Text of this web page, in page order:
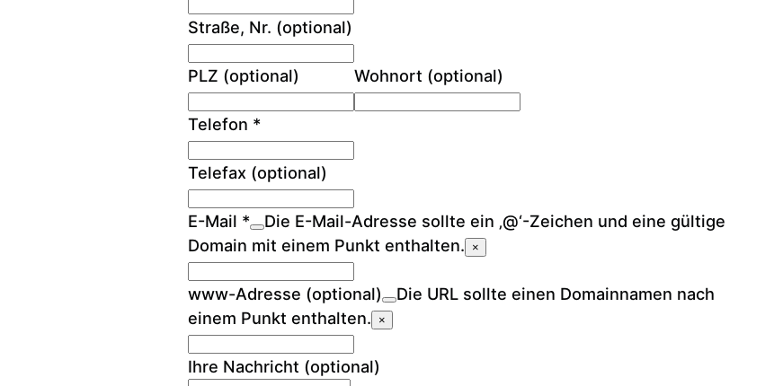
Straße, Nr. (optional)
PLZ (optional) Wohnort (optional)
Telefon *
Telefax (optional)
E-Mail *
Die E-Mail-Adresse sollte ein ‚@‘-Zeichen und eine gültige
Domain mit einem Punkt enthalten.
×
www-Adresse (optional)
Die URL sollte einen Domain­namen nach
einem Punkt enthalten.
×
Ihre Nachricht (optional)